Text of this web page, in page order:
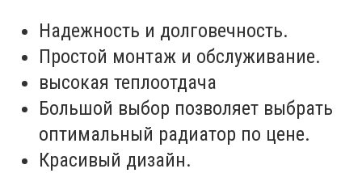
Надежность и долговечность.
Простой монтаж и обслуживание.
высокая теплоотдача
Большой выбор позволяет выбрать
оптимальный радиатор по цене.
Красивый дизайн.